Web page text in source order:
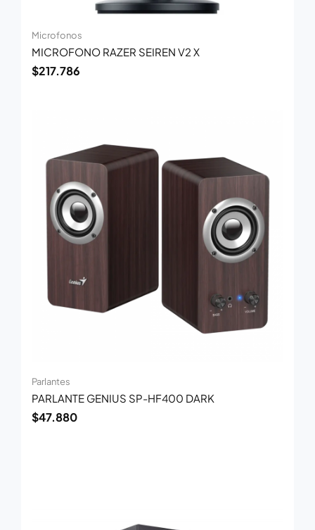
Microfonos
MICROFONO RAZER SEIREN V2 X
$217.786
Parlantes
PARLANTE GENIUS SP-HF400 DARK
$47.880